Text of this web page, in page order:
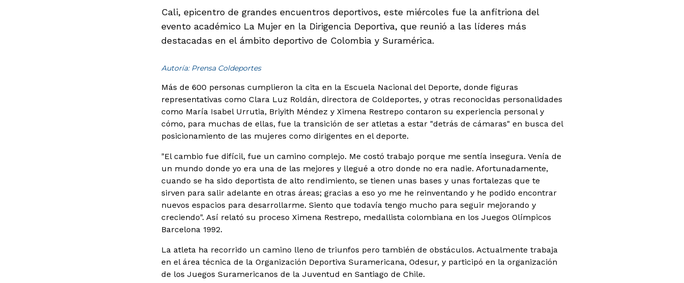
Cali, epicentro de grandes encuentros deportivos, este miércoles fue la anfitriona del
evento académico La Mujer en la Dirigencia Deportiva, que reunió a las líderes más
destacadas en el ámbito deportivo de Colombia y Suramérica.
Autoría: Prensa Coldeportes
Más de 600 personas cumplieron la cita en la Escuela Nacional del Deporte, donde figuras
representativas como Clara Luz Roldán, directora de Coldeportes, y otras reconocidas personalidades
como María Isabel Urrutia, Briyith Méndez y Ximena Restrepo contaron su experiencia personal y
cómo, para muchas de ellas, fue la transición de ser atletas a estar "detrás de cámaras" en busca del
posicionamiento de las mujeres como dirigentes en el deporte.
"El cambio fue difícil, fue un camino complejo. Me costó trabajo porque me sentía insegura. Venía de
un mundo donde yo era una de las mejores y llegué a otro donde no era nadie. Afortunadamente,
cuando se ha sido deportista de alto rendimiento, se tienen unas bases y unas fortalezas que te
sirven para salir adelante en otras áreas; gracias a eso yo me he reinventando y he podido encontrar
nuevos espacios para desarrollarme. Siento que todavía tengo mucho para seguir mejorando y
creciendo". Así relató su proceso Ximena Restrepo, medallista colombiana en los Juegos Olímpicos
Barcelona 1992.
La atleta ha recorrido un camino lleno de triunfos pero también de obstáculos. Actualmente trabaja
en el área técnica de la Organización Deportiva Suramericana, Odesur, y participó en la organización
de los Juegos Suramericanos de la Juventud en Santiago de Chile.